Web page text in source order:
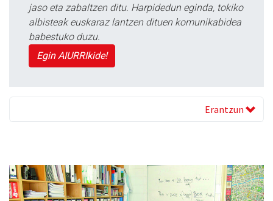
jaso eta zabaltzen ditu. Harpidedun eginda, tokiko
albisteak euskaraz lantzen dituen komunikabidea
babestuko duzu.
Egin AIURRIkide!
Erantzun